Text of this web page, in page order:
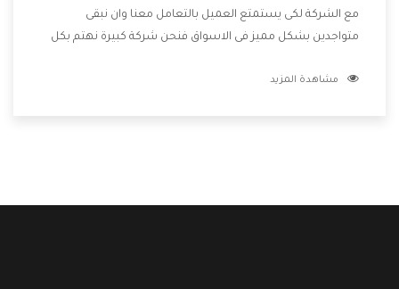
مع الشركة لكى يستمتع العميل بالتعامل معنا وان نبقى
متواجدين بشكل مميز فى الاسواق فنحن شركة كبيرة نهتم بكل
الشركة بها والتى تكون منها خدمة الصيانة التى تكون من أهم
مشاهدة المزيد